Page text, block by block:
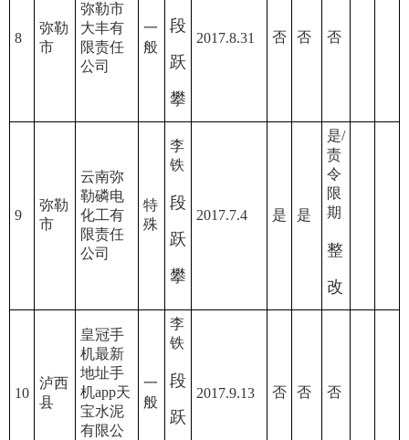
8
弥勒
市
弥勒市
大丰有
限责任
公司
一
般
段
跃
攀
2017.8.31 否 否 否
9
弥勒
市
云南弥
勒磷电
化工有
限责任
公司
特
殊
李
铁
段
跃
攀
2017.7.4 是 是
是/
责
令
限
期
整
改
10
泸西
县
皇冠手
机最新
地址手
机app天
宝水泥
有限公
一
般
李
铁
段
跃
2017.9.13 否 否 否